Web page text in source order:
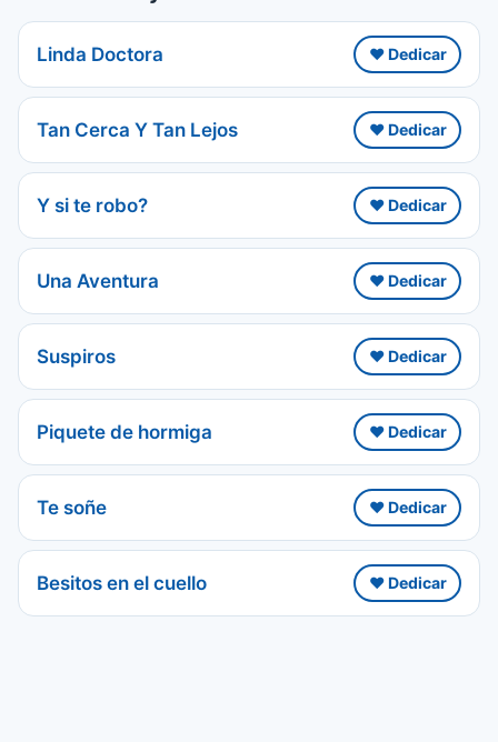
Linda Doctora ❤️ Dedicar
Tan Cerca Y Tan Lejos ❤️ Dedicar
Y si te robo? ❤️ Dedicar
Una Aventura ❤️ Dedicar
Suspiros ❤️ Dedicar
Piquete de hormiga ❤️ Dedicar
Te soñe ❤️ Dedicar
Besitos en el cuello ❤️ Dedicar